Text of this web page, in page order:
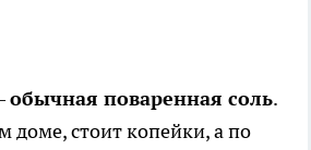
обычная поваренная соль.
доме, стоит копейки, а по